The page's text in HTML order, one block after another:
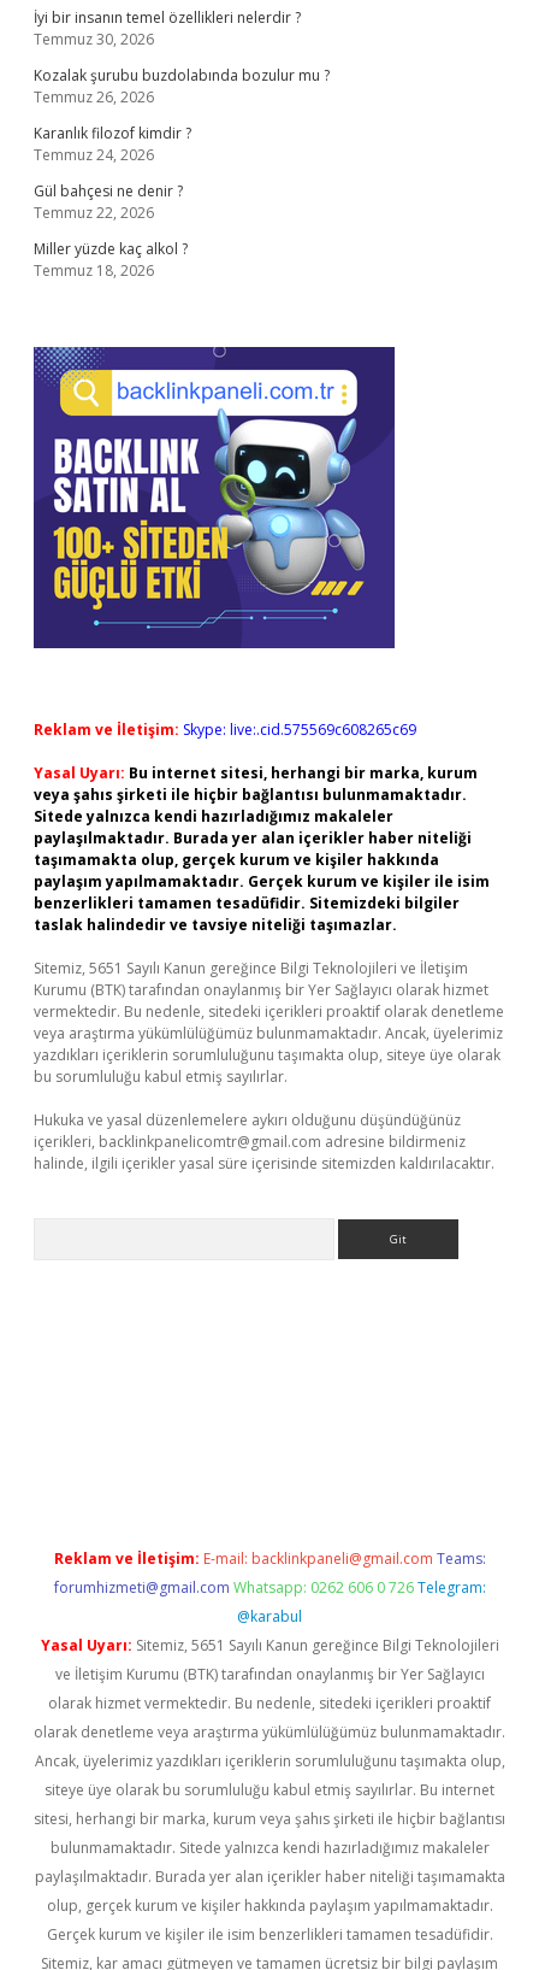
İyi bir insanın temel özellikleri nelerdir ?
Temmuz 30, 2026
Kozalak şurubu buzdolabında bozulur mu ?
Temmuz 26, 2026
Karanlık filozof kimdir ?
Temmuz 24, 2026
Gül bahçesi ne denir ?
Temmuz 22, 2026
Miller yüzde kaç alkol ?
Temmuz 18, 2026
Reklam ve İletişim: Skype: live:.cid.575569c608265c69
Yasal Uyarı: Bu internet sitesi, herhangi bir marka, kurum
veya şahıs şirketi ile hiçbir bağlantısı bulunmamaktadır.
Sitede yalnızca kendi hazırladığımız makaleler
paylaşılmaktadır. Burada yer alan içerikler haber niteliği
taşımamakta olup, gerçek kurum ve kişiler hakkında
paylaşım yapılmamaktadır. Gerçek kurum ve kişiler ile isim
benzerlikleri tamamen tesadüfidir. Sitemizdeki bilgiler
taslak halindedir ve tavsiye niteliği taşımazlar.
Sitemiz, 5651 Sayılı Kanun gereğince Bilgi Teknolojileri ve İletişim
Kurumu (BTK) tarafından onaylanmış bir Yer Sağlayıcı olarak hizmet
vermektedir. Bu nedenle, sitedeki içerikleri proaktif olarak denetleme
veya araştırma yükümlülüğümüz bulunmamaktadır. Ancak, üyelerimiz
yazdıkları içeriklerin sorumluluğunu taşımakta olup, siteye üye olarak
bu sorumluluğu kabul etmiş sayılırlar.
Hukuka ve yasal düzenlemelere aykırı olduğunu düşündüğünüz
içerikleri, backlinkpanelicomtr@gmail.com adresine bildirmeniz
halinde, ilgili içerikler yasal süre içerisinde sitemizden kaldırılacaktır.
Reklam ve İletişim: E-mail: backlinkpaneli@gmail.com Teams:
forumhizmeti@gmail.com Whatsapp: 0262 606 0 726 Telegram:
@karabul
Yasal Uyarı: Sitemiz, 5651 Sayılı Kanun gereğince Bilgi Teknolojileri
ve İletişim Kurumu (BTK) tarafından onaylanmış bir Yer Sağlayıcı
olarak hizmet vermektedir. Bu nedenle, sitedeki içerikleri proaktif
olarak denetleme veya araştırma yükümlülüğümüz bulunmamaktadır.
Ancak, üyelerimiz yazdıkları içeriklerin sorumluluğunu taşımakta olup,
siteye üye olarak bu sorumluluğu kabul etmiş sayılırlar. Bu internet
sitesi, herhangi bir marka, kurum veya şahıs şirketi ile hiçbir bağlantısı
bulunmamaktadır. Sitede yalnızca kendi hazırladığımız makaleler
paylaşılmaktadır. Burada yer alan içerikler haber niteliği taşımamakta
olup, gerçek kurum ve kişiler hakkında paylaşım yapılmamaktadır.
Gerçek kurum ve kişiler ile isim benzerlikleri tamamen tesadüfidir.
Sitemiz, kar amacı gütmeyen ve tamamen ücretsiz bir bilgi paylaşım